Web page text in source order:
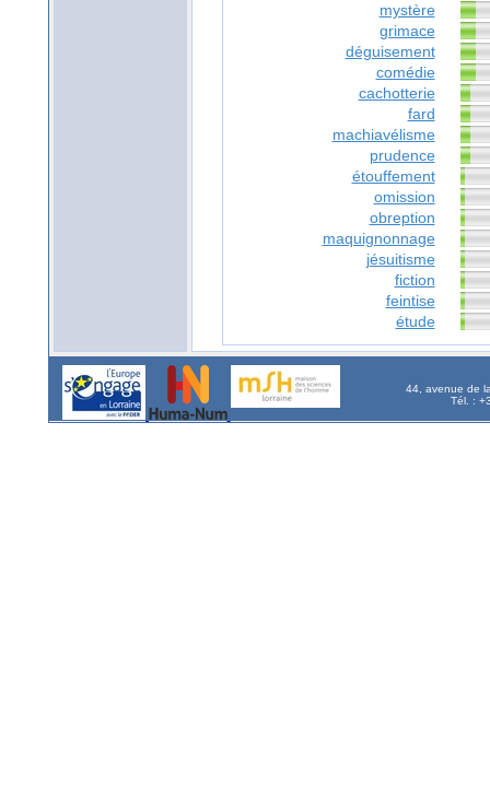
mystère
grimace
déguisement
comédie
cachotterie
fard
machiavélisme
prudence
étouffement
omission
obreption
maquignonnage
jésuitisme
fiction
feintise
étude
44, avenue de
Tél. :